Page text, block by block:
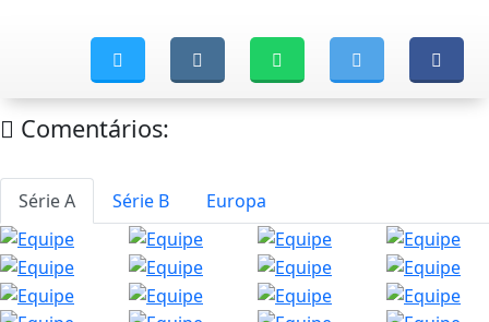
Comentários:
Série A Série B Europa